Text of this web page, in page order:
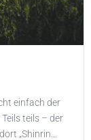
einfach der
teils – der
„Shinrin...